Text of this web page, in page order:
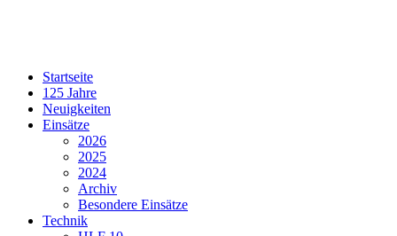
Startseite
125 Jahre
Neuigkeiten
Einsätze
2026
2025
2024
Archiv
Besondere Einsätze
Technik